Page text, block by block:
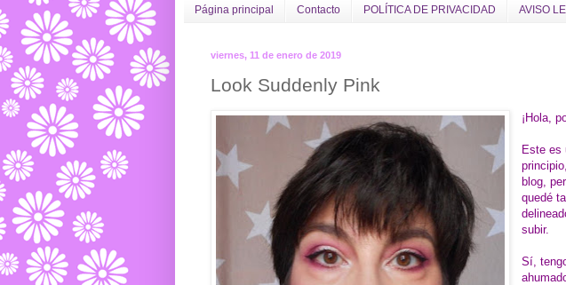
Página principal Contacto POLÍTICA DE PRIVACIDAD AVISO
viernes, 11 de enero de 2019
Look Suddenly Pink
¡Hola,
Este
blog,
quedé
subir.
Sí,